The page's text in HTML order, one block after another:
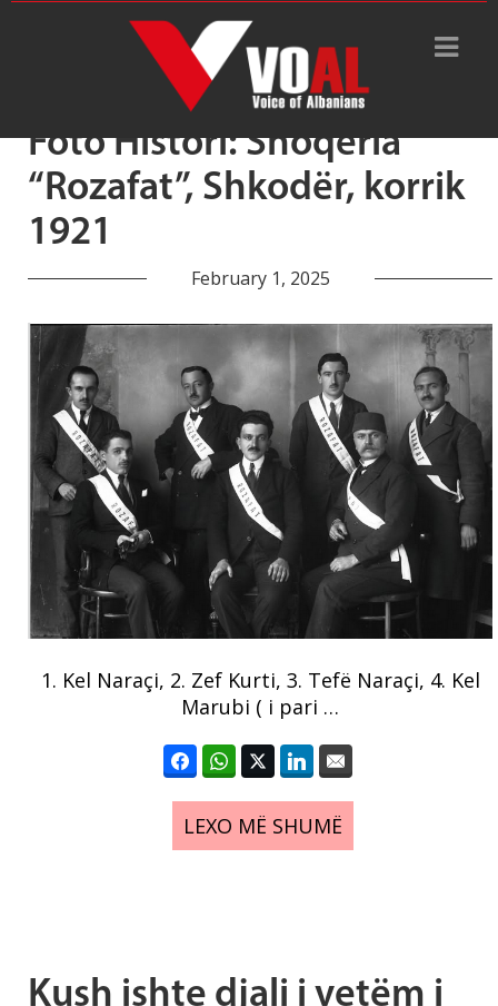
Tag Archive: Zef Kurti
Foto Histori: Shoqëria
“Rozafat”, Shkodër, korrik
1921
February 1, 2025
1. Kel Naraçi, 2. Zef Kurti, 3. Tefë Naraçi, 4. Kel
Marubi ( i pari …
LEXO MË SHUMË
Kush ishte djali i vetëm i